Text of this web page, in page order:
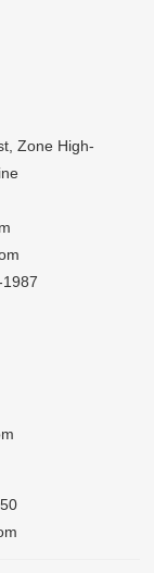
Zone High-